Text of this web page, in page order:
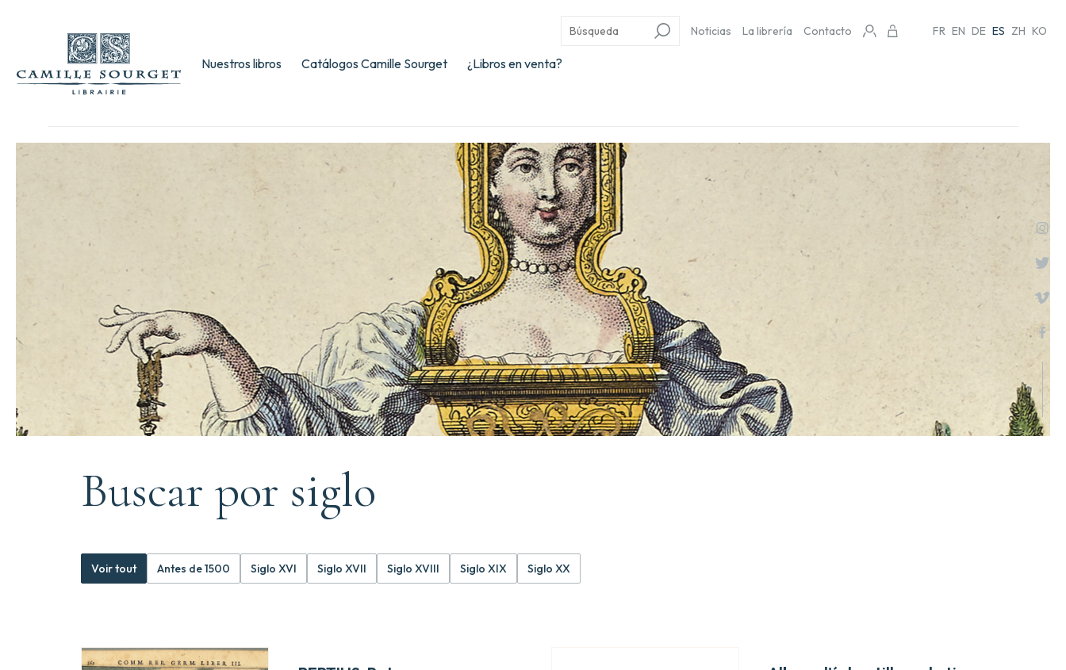
Nuestros libros Catálogos Camille Sourget ¿Libros en venta?
Noticias La librería Contacto FR EN DE ES ZH KO
Buscar por siglo
Voir tout Antes de 1500 Siglo XVI Siglo XVII Siglo XVIII Siglo XIX Siglo XX